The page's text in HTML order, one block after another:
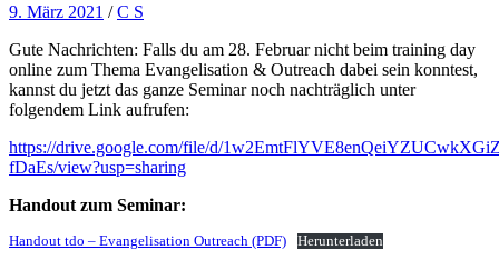
9. März 2021 /C S
Gute Nachrichten: Falls du am 28. Februar nicht beim training day
online zum Thema Evangelisation & Outreach dabei sein konntest,
kannst du jetzt das ganze Seminar noch nachträglich unter
folgendem Link aufrufen:
https://drive.google.com/file/d/
fDaEs/view?usp=sharing
Handout zum Seminar:
Handout tdo – Evangelisation Outreach (PDF) Herunterladen